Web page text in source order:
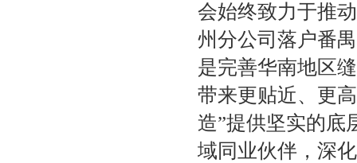
会始终致力于推
州分公司落户番
是完善华南地区
带来更贴近、更
造”提供坚实的底
域同业伙伴，深